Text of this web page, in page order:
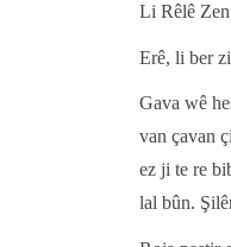
Li Rêlê
Erê, li ber
Gava wê
van çavan
ez ji te re
lal bûn.